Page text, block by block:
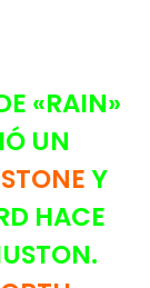
«RAIN»
UN
Y
HACE